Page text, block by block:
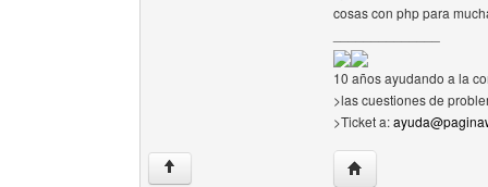
cosas con php para
10 años ayudando a la
>las cuestiones de
>Ticket a:
↑ Visitar sitio web del